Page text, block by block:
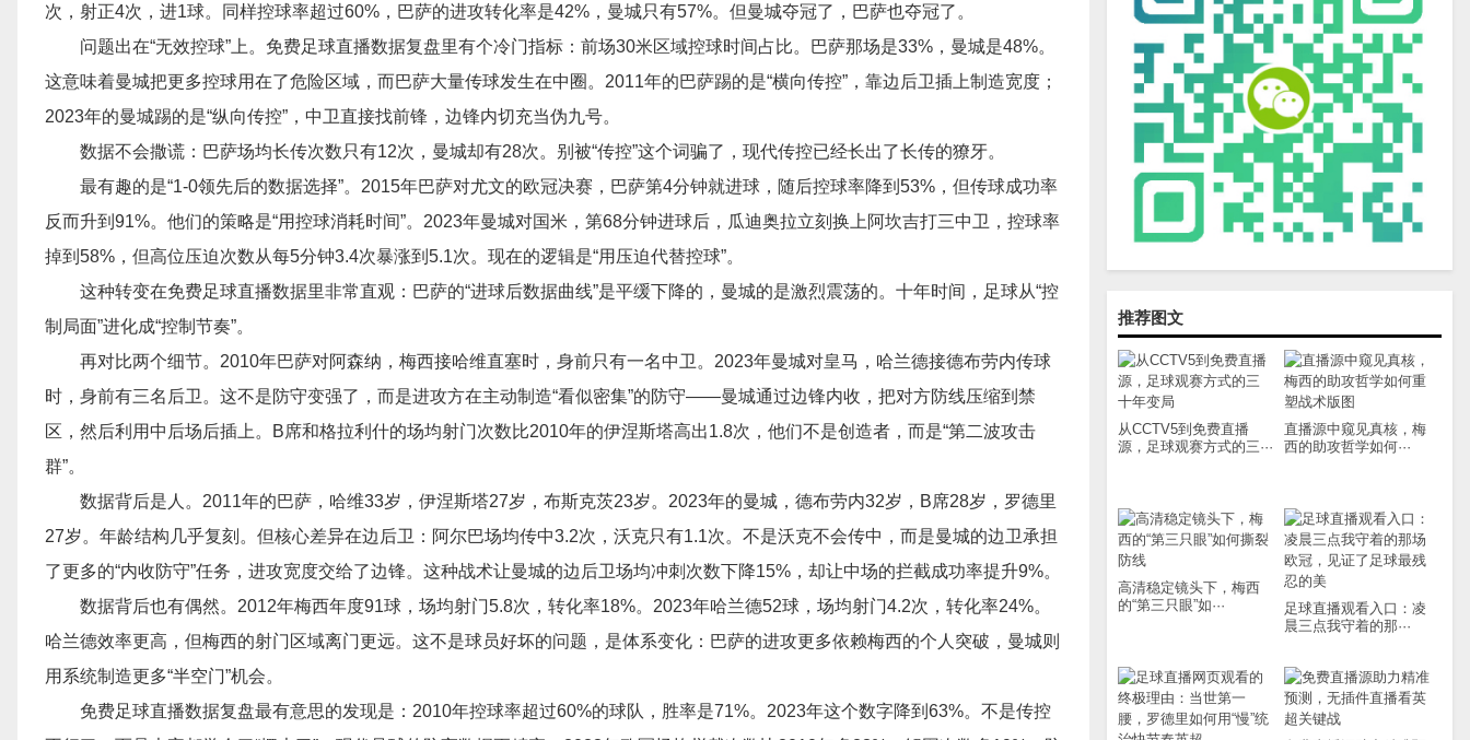
推荐图文
从CCTV5到免费直播
源，足球观赛方式的三···
直播源中窥见真核，梅
西的助攻哲学如何···
高清稳定镜头下，梅西
的“第三只眼”如···
足球直播观看入口：凌
晨三点我守着的那···
次，射正4次，进1球。同样控球率超过60%，巴萨的进攻转化率是42%，曼城只有57%。但曼城夺冠了，巴萨也夺冠了。
问题出在“无效控球”上。免费足球直播数据复盘里有个冷门指标：前场30米区域控球时间占比。巴萨那场是33%，曼城是48%。
这意味着曼城把更多控球用在了危险区域，而巴萨大量传球发生在中圈。2011年的巴萨踢的是“横向传控”，靠边后卫插上制造宽度；
2023年的曼城踢的是“纵向传控”，中卫直接找前锋，边锋内切充当伪九号。
数据不会撒谎：巴萨场均长传次数只有12次，曼城却有28次。别被“传控”这个词骗了，现代传控已经长出了长传的獠牙。
最有趣的是“1-0领先后的数据选择”。2015年巴萨对尤文的欧冠决赛，巴萨第4分钟就进球，随后控球率降到53%，但传球成功率
反而升到91%。他们的策略是“用控球消耗时间”。2023年曼城对国米，第68分钟进球后，瓜迪奥拉立刻换上阿坎吉打三中卫，控球率
掉到58%，但高位压迫次数从每5分钟3.4次暴涨到5.1次。现在的逻辑是“用压迫代替控球”。
这种转变在免费足球直播数据里非常直观：巴萨的“进球后数据曲线”是平缓下降的，曼城的是激烈震荡的。十年时间，足球从“控
制局面”进化成“控制节奏”。
再对比两个细节。2010年巴萨对阿森纳，梅西接哈维直塞时，身前只有一名中卫。2023年曼城对皇马，哈兰德接德布劳内传球
时，身前有三名后卫。这不是防守变强了，而是进攻方在主动制造“看似密集”的防守——曼城通过边锋内收，把对方防线压缩到禁
区，然后利用中后场后插上。B席和格拉利什的场均射门次数比2010年的伊涅斯塔高出1.8次，他们不是创造者，而是“第二波攻击
群”。
数据背后是人。2011年的巴萨，哈维33岁，伊涅斯塔27岁，布斯克茨23岁。2023年的曼城，德布劳内32岁，B席28岁，罗德里
27岁。年龄结构几乎复刻。但核心差异在边后卫：阿尔巴场均传中3.2次，沃克只有1.1次。不是沃克不会传中，而是曼城的边卫承担
了更多的“内收防守”任务，进攻宽度交给了边锋。这种战术让曼城的边后卫场均冲刺次数下降15%，却让中场的拦截成功率提升9%。
数据背后也有偶然。2012年梅西年度91球，场均射门5.8次，转化率18%。2023年哈兰德52球，场均射门4.2次，转化率24%。
哈兰德效率更高，但梅西的射门区域离门更远。这不是球员好坏的问题，是体系变化：巴萨的进攻更多依赖梅西的个人突破，曼城则
用系统制造更多“半空门”机会。
免费足球直播数据复盘最有意思的发现是：2010年控球率超过60%的球队，胜率是71%。2023年这个数字降到63%。不是传控